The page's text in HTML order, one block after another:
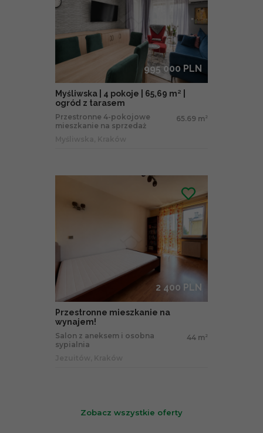
995 000 PLN
Myśliwska | 4 pokoje | 65,69 m² |
ogród z tarasem
Przestronne 4-pokojowe
mieszkanie na sprzedaż
65.69 m 2
2 400 PLN
Przestronne mieszkanie na
wynajem!
Salon z aneksem i osobna
sypialnia
44 m 2
Zobacz wszystkie oferty